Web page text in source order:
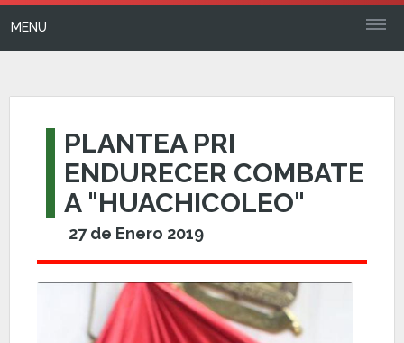
MENU
PLANTEA PRI
ENDURECER COMBATE
A "HUACHICOLEO"
27 de Enero 2019